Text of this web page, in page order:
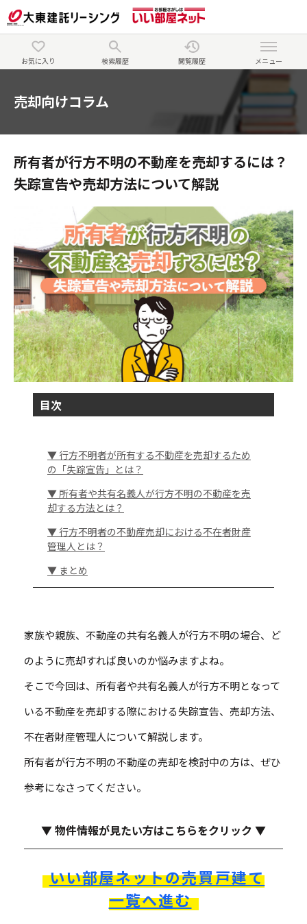
お気に入り 検索履歴 閲覧履歴 メニュー
売却向けコラム
所有者が行方不明の不動産を売却するには？
失踪宣告や売却方法について解説
目次
▼ 行方不明者が所有する不動産を売却するため
の「失踪宣告」とは？
▼ 所有者や共有名義人が行方不明の不動産を売
却する方法とは？
▼ 行方不明者の不動産売却における不在者財産
管理人とは？
▼ まとめ
家族や親族、不動産の共有名義人が行方不明の場合、ど
のように売却すれば良いのか悩みますよね。
そこで今回は、所有者や共有名義人が行方不明となって
いる不動産を売却する際における失踪宣告、売却方法、
不在者財産管理人について解説します。
所有者が行方不明の不動産の売却を検討中の方は、ぜひ
参考になさってください。
▼ 物件情報が見たい方はこちらをクリック ▼
いい部屋ネットの売買戸建て
一覧へ進む